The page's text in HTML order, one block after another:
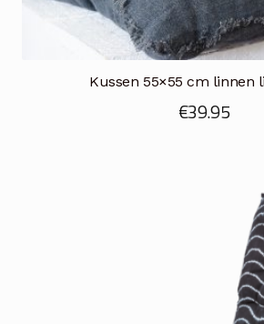
Kussen 55×55 cm linnen
€39.95